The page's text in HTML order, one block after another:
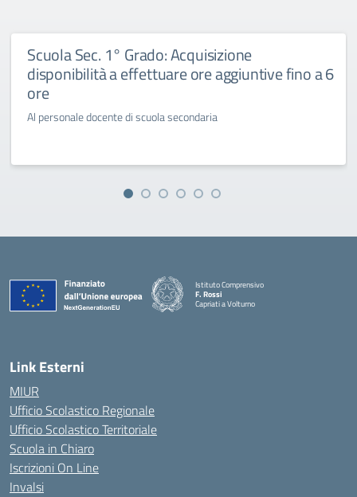
Scuola Sec. 1° Grado: Acquisizione
disponibilità a effettuare ore aggiuntive fino a 6
ore
Al personale docente di scuola secondaria
Istituto Comprensivo
F. Rossi
Capriati a Volturno
— Visita la pagina iniziale della scuola
Link Esterni
MIUR
Ufficio Scolastico Regionale
Ufficio Scolastico Territoriale
Scuola in Chiaro
Iscrizioni On Line
Invalsi